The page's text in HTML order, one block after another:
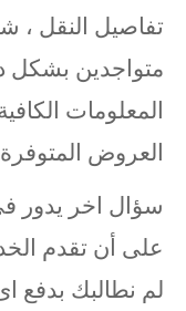
تفاصيل النقل ،
متواجدين بشكل
المعلومات
العروض
سؤال اخر يدور
على أن تقدم
لم نطالبك بدفع